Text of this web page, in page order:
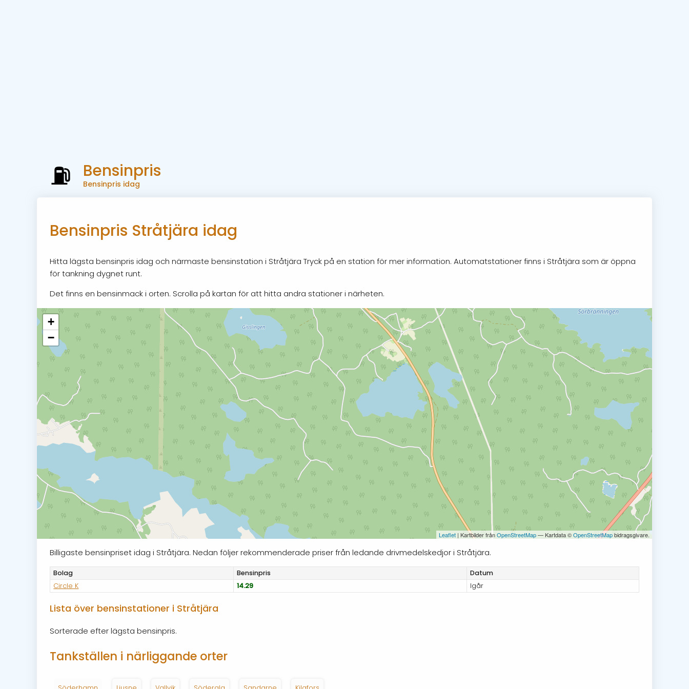
Bensinpris
Bensinpris idag
Bensinpris Stråtjära idag
Hitta lägsta bensinpris idag och närmaste bensinstation i Stråtjära Tryck på en station för mer information. Automatstationer finns i Stråtjära som är öppna
för tankning dygnet runt.
Det finns en bensinmack i orten. Scrolla på kartan för att hitta andra stationer i närheten.
+
−
Leaflet | Kartbilder frånOpenStreetMap— Kartdata ©OpenStreetMapbidragsgivare.
Billigaste bensinpriset idag i Stråtjära. Nedan följer rekommenderade priser från ledande drivmedelskedjor i Stråtjära.
Bolag Bensinpris
Datum
Circle K
14.29 Igår
Lista över bensinstationer i Stråtjära
Sorterade efter lägsta bensinpris.
Tankställen i närliggande orter